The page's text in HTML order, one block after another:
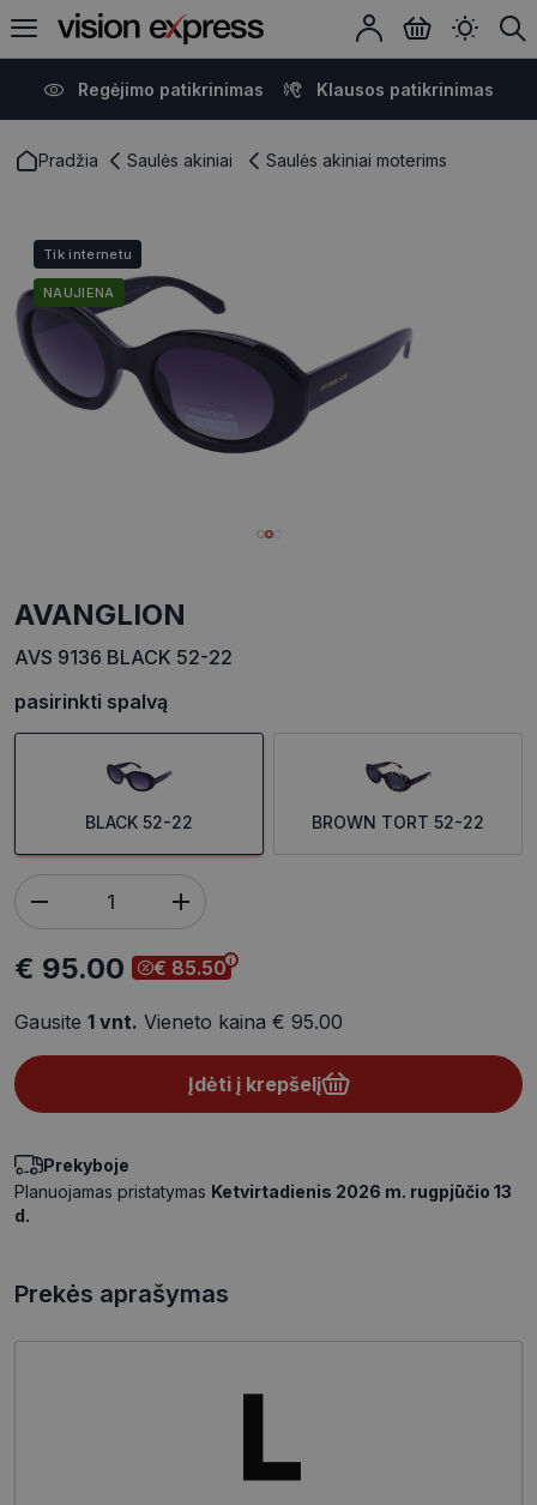
Regėjimo patikrinimas Klausos patikrinimas
Pradžia Saulės akiniai Saulės akiniai moterims
Tik internetu
NAUJIENA
AVANGLION
AVS 9136 BLACK 52-22
pasirinkti spalvą
BLACK 52-22 BROWN TORT 52-22
€ 95.00 € 85.50
Gausite 1 vnt. Vieneto kaina € 95.00
Įdėti į krepšelį
Prekyboje
Planuojamas pristatymas Ketvirtadienis 2026 m. rugpjūčio 13
d.
Prekės aprašymas